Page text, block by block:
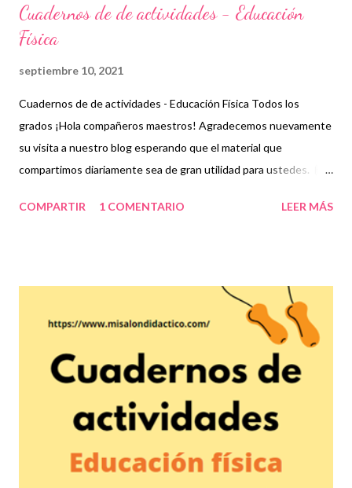
Cuadernos de de actividades - Educación
Física
septiembre 10, 2021
Cuadernos de de actividades - Educación Física Todos los
grados ¡Hola compañeros maestros! Agradecemos nuevamente
su visita a nuestro blog esperando que el material que
compartimos diariamente sea de gran utilidad para ustedes. 🙋
desarrollo interactivo de los estudiantes no sólo porque se
todas las personas que practiquen actividades físicas. En la
asignatura de educación física se han estableciendo estrategias
que se llevan a cabo mediante prácticas deportivas que van más
allá de simples ejercicios ya que ahora es más común y mejor de
permita el razonamiento, las tácticas y la formación integral para
mejorar sus habilidades motrices. Para este...
COMPARTIR 1 COMENTARIO LEER MÁS